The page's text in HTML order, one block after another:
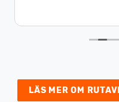
LÄS MER OM